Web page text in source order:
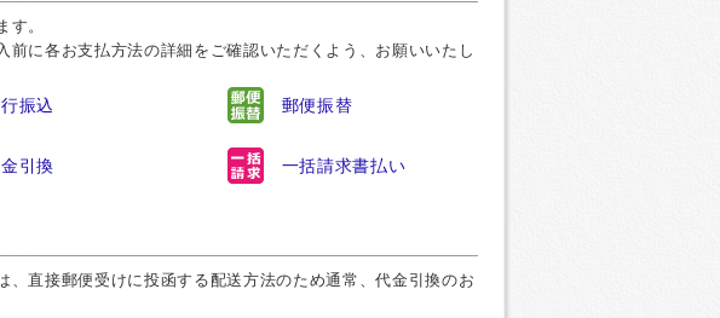
す。
に各お支払方法の詳細をご確認いただくよう、お願いいたし
振込 郵便振替
引換 一括請求書払い
、直接郵便受けに投函する配送方法のため通常、代金引換のお